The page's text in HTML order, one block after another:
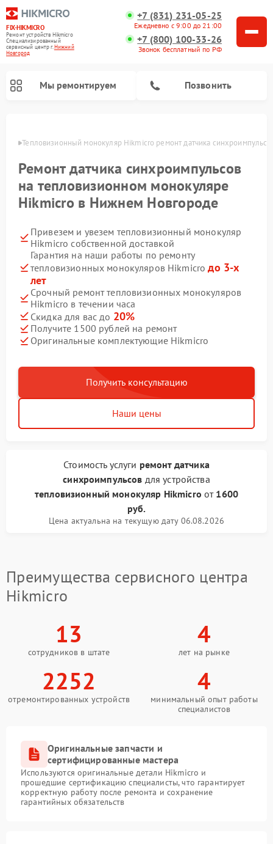
FIX-HIKMICRO
Ремонт устройств Hikmicro
Специализированный
cервисный центр г.Нижний
Новгород
+7 (831) 231-05-25
Ежедневно с 9:00 до 21:00
+7 (800) 100-33-26
Звонок бесплатный по РФ
Мы ремонтируем Позвонить
Тепловизионный монокуляр Hikmicro ремонт датчика
Ремонт датчика синхроимпульсов
на тепловизионном монокуляре
Hikmicro в Нижнем Новгороде
Привезем и увезем тепловизионный монокуляр
Hikmicro собственной доставкой
Гарантия на наши работы по ремонту
тепловизионных монокуляров Hikmicroдо 3-х
лет
Срочный ремонт тепловизионных монокуляров
Hikmicro в течении часа
Скидка для вас до 20%
Получите 1500 рублей на ремонт
Оригинальные комплектующие Hikmicro
Получить консультацию
Наши цены
Стоимость услуги ремонт датчика
синхроимпульсов для устройства
тепловизионный монокуляр Hikmicro от 1600
руб.
Цена актуальна на текущую дату 06.08.2026
Преимущества сервисного центра
Hikmicro
13
сотрудников в штате
4
лет на рынке
2252
отремонтированных устройств
4
минимальный опыт работы
специалистов
Оригинальные запчасти и
сертифицированные мастера
Используются оригинальные детали Hikmicro и
прошедшие сертификацию специалисты, что гарантирует
корректную работу после ремонта и сохранение
гарантийных обязательств